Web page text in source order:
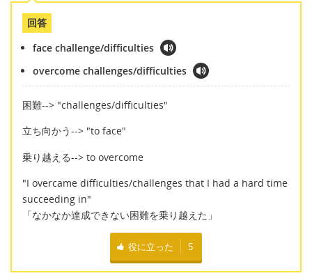
回答
face challenge/difficulties
overcome challenges/difficulties
困難--> "challenges/difficulties"
立ち向かう--> "to face"
乗り越える--> to overcome
"I overcame difficulties/challenges that I had a hard time
succeeding in"
「なかなか達成できない困難を乗り越えた」
役に立った 5